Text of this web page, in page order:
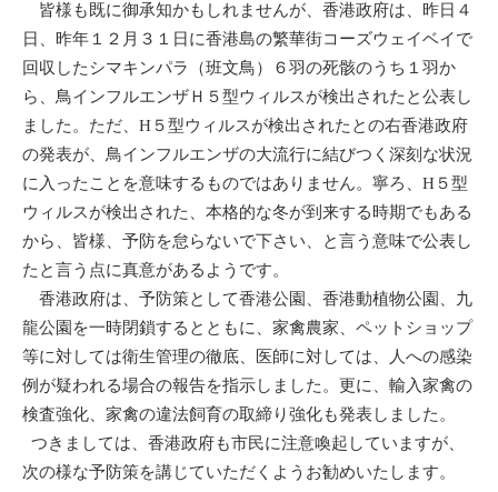
皆様も既に御承知かもしれませんが、香港政府は、昨日４
日、昨年１２月３１日に香港島の繁華街コーズウェイベイで
回収したシマキンパラ（班文鳥）６羽の死骸のうち１羽か
ら、鳥インフルエンザＨ５型ウィルスが検出されたと公表し
ました。ただ、 H ５型ウィルスが検出されたとの右香港政府
の発表が、鳥インフルエンザの大流行に結びつく深刻な状況
に入ったことを意味するものではありません。寧ろ、 H ５型
ウィルスが検出された、本格的な冬が到来する時期でもある
から、皆様、予防を怠らないで下さい、と言う意味で公表し
たと言う点に真意があるようです。
香港政府は、予防策として香港公園、香港動植物公園、九
龍公園を一時閉鎖するとともに、家禽農家、ペットショップ
等に対しては衛生管理の徹底、医師に対しては、人への感染
例が疑われる場合の報告を指示しました。更に、輸入家禽の
検査強化、家禽の違法飼育の取締り強化も発表しました。
つきましては、香港政府も市民に注意喚起していますが、
次の様な予防策を講じていただくようお勧めいたします。